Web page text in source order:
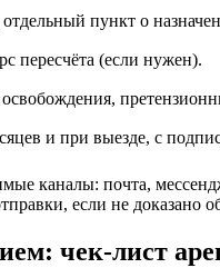
пункт о
пересчёта (если нужен).
и при выезде, с
каналы: почта,
если не доказано
чек‑лист